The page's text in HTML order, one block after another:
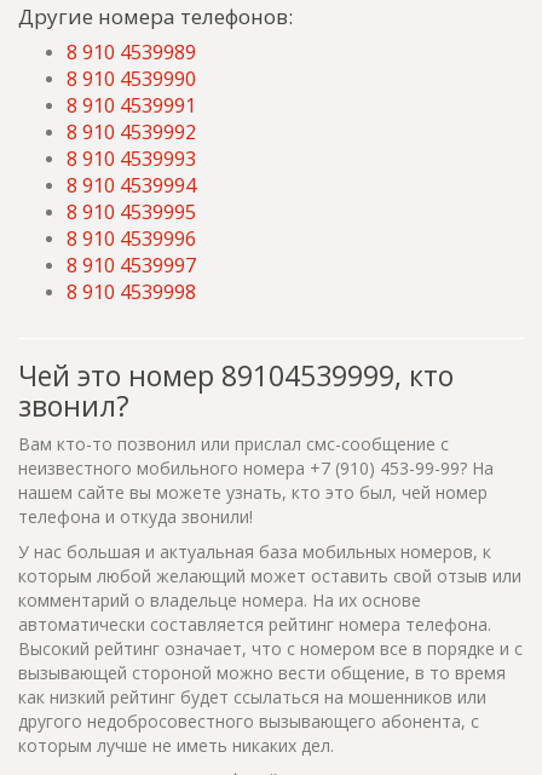
Другие номера телефонов:
8 910 4539989
8 910 4539990
8 910 4539991
8 910 4539992
8 910 4539993
8 910 4539994
8 910 4539995
8 910 4539996
8 910 4539997
8 910 4539998
Чей это номер 89104539999, кто
звонил?
Вам кто-то позвонил или прислал смс-сообщение с
неизвестного мобильного номера +7 (910) 453-99-99? На
нашем сайте вы можете узнать, кто это был, чей номер
телефона и откуда звонили!
У нас большая и актуальная база мобильных номеров, к
которым любой желающий может оставить свой отзыв или
комментарий о владельце номера. На их основе
автоматически составляется рейтинг номера телефона.
Высокий рейтинг означает, что с номером все в порядке и с
вызывающей стороной можно вести общение, в то время
как низкий рейтинг будет ссылаться на мошенников или
другого недобросовестного вызывающего абонента, с
которым лучше не иметь никаких дел.